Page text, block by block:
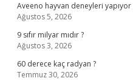
Aveeno hayvan deneyleri yapıyor
Ağustos 5, 2026
9 sıfır milyar mıdır ?
Ağustos 3, 2026
60 derece kaç radyan ?
Temmuz 30, 2026